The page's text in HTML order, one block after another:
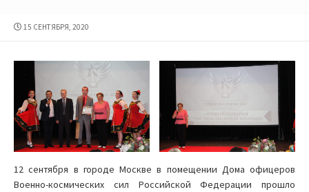
ДАТА
15 СЕНТЯБРЯ, 2020
12 сентября в городе Москве в помещении Дома офицеров
Военно-космических сил Российской Федерации прошло